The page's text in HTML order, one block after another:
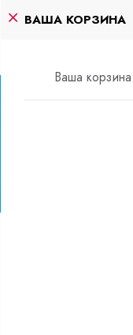
ВАША КОРЗИНА
Ваша корзина